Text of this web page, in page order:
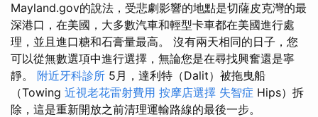
Mayland.gov的說法，受悲劇影響的地點是切薩皮克灣的最
深港口，在美國，大多數汽車和輕型卡車都在美國進行處
理，並且進口糖和石膏量最高。 沒有兩天相同的日子，您
可以從無數選項中進行選擇，無論您是在尋找興奮還是寧
靜。 附近牙科診所 5月，達利特（Dalit）被拖曳船
（Towing 近視老花雷射費用 按摩店選擇 失智症 Hips）拆
除，這是重新開放之前清理運輸路線的最後一步。